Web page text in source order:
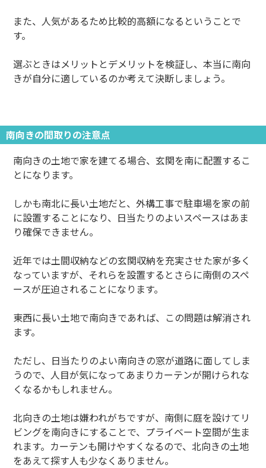
また、人気があるため比較的高額になるということで
す。
選ぶときはメリットとデメリットを検証し、本当に南向
きが自分に適しているのか考えて決断しましょう。
南向きの間取りの注意点
南向きの土地で家を建てる場合、玄関を南に配置するこ
とになります。
しかも南北に長い土地だと、外構工事で駐車場を家の前
に設置することになり、日当たりのよいスペースはあま
り確保できません。
近年では土間収納などの玄関収納を充実させた家が多く
なっていますが、それらを設置するとさらに南側のスペ
ースが圧迫されることになります。
東西に長い土地で南向きであれば、この問題は解消され
ます。
ただし、日当たりのよい南向きの窓が道路に面してしま
うので、人目が気になってあまりカーテンが開けられな
くなるかもしれません。
北向きの土地は嫌われがちですが、南側に庭を設けてリ
ビングを南向きにすることで、プライベート空間が生ま
れます。カーテンも開けやすくなるので、北向きの土地
をあえて探す人も少なくありません。